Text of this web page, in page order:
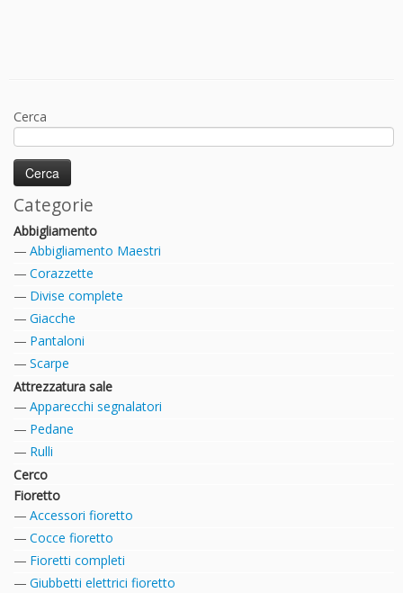
Cerca
Categorie
Abbigliamento
Abbigliamento Maestri
Corazzette
Divise complete
Giacche
Pantaloni
Scarpe
Attrezzatura sale
Apparecchi segnalatori
Pedane
Rulli
Cerco
Fioretto
Accessori fioretto
Cocce fioretto
Fioretti completi
Giubbetti elettrici fioretto